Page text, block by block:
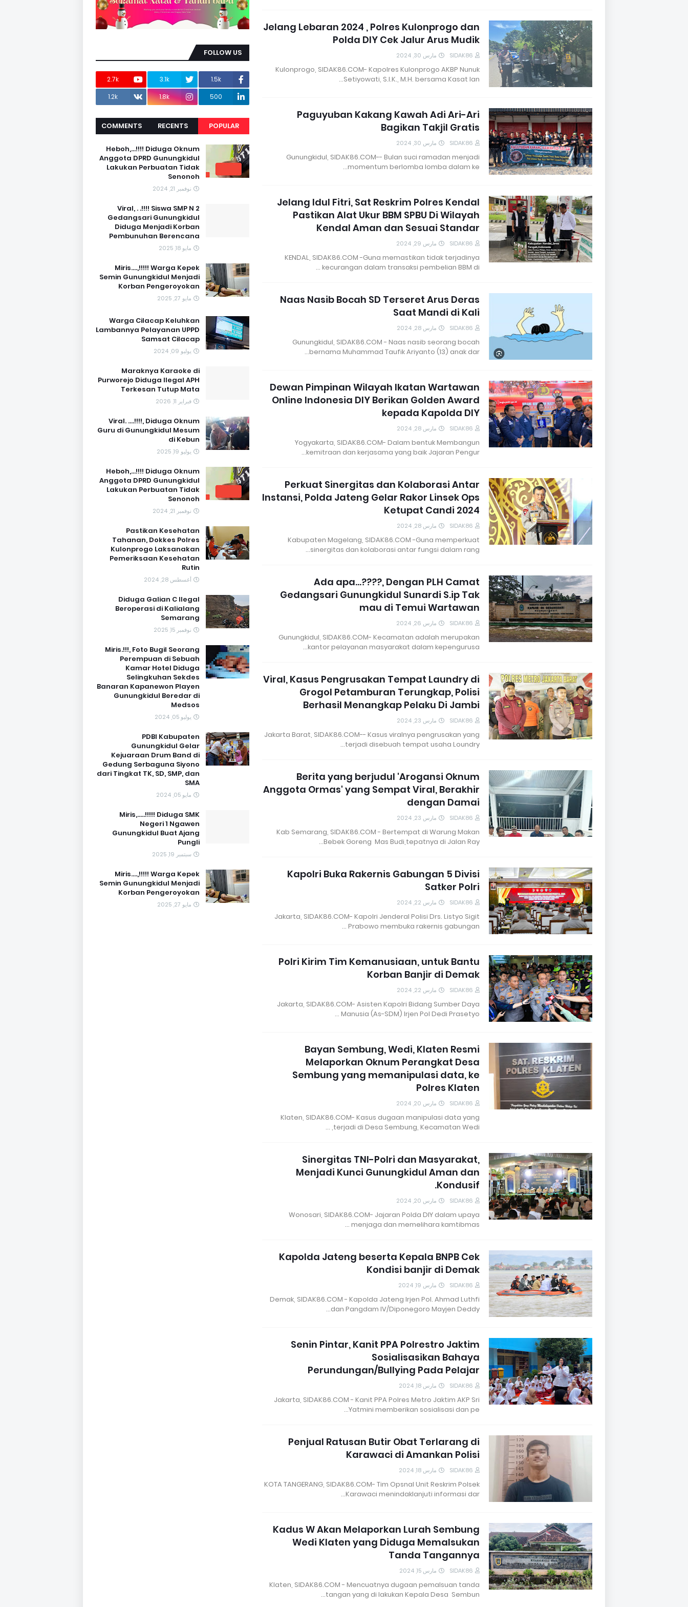
Jelang Lebaran 2024 , Polres Kulonprogo dan
Polda DIY Cek Jalur Arus Mudik
SIDAK86 مارس 30, 2024
Kulonprogo, SIDAK86.COM- Kapolres Kulonprogo AKBP Nunuk
Setiyowati, S.I.K., M.H. bersama Kasat lan…
Paguyuban Kakang Kawah Adi Ari-Ari
Bagikan Takjil Gratis
SIDAK86 مارس 30, 2024
Gunungkidul, SIDAK86.COM-- Bulan suci ramadan menjadi
momentum berlomba lomba dalam ke…
Jelang Idul Fitri, Sat Reskrim Polres Kendal
Pastikan Alat Ukur BBM SPBU Di Wilayah
Kendal Aman dan Sesuai Standar
SIDAK86 مارس 29, 2024
KENDAL, SIDAK86.COM -Guna memastikan tidak terjadinya
kecurangan dalam transaksi pembelian BBM di …
Naas Nasib Bocah SD Terseret Arus Deras
Saat Mandi di Kali
SIDAK86 مارس 28, 2024
Gunungkidul, SIDAK86.COM - Naas nasib seorang bocah
bernama Muhammad Taufik Ariyanto (13) anak dar…
Dewan Pimpinan Wilayah Ikatan Wartawan
Online Indonesia DIY Berikan Golden Award
kepada Kapolda DIY
SIDAK86 مارس 28, 2024
Yogyakarta, SIDAK86.COM- Dalam bentuk Membangun
kemitraan dan kerjasama yang baik Jajaran Pengur…
Perkuat Sinergitas dan Kolaborasi Antar
Instansi, Polda Jateng Gelar Rakor Linsek Ops
Ketupat Candi 2024
SIDAK86 مارس 28, 2024
Kabupaten Magelang, SIDAK86.COM -Guna memperkuat
sinergitas dan kolaborasi antar fungsi dalam rang…
Ada apa...????, Dengan PLH Camat
Gedangsari Gunungkidul Sunardi S.ip Tak
mau di Temui Wartawan
SIDAK86 مارس 26, 2024
Gunungkidul, SIDAK86.COM- Kecamatan adalah merupakan
kantor pelayanan masyarakat dalam kepengurusa…
Viral, Kasus Pengrusakan Tempat Laundry di
Grogol Petamburan Terungkap, Polisi
Berhasil Menangkap Pelaku Di Jambi
SIDAK86 مارس 23, 2024
Jakarta Barat, SIDAK86.COM-- Kasus viralnya pengrusakan yang
terjadi disebuah tempat usaha Loundry…
Berita yang berjudul 'Arogansi Oknum
Anggota Ormas' yang Sempat Viral, Berakhir
dengan Damai
SIDAK86 مارس 23, 2024
Kab Semarang, SIDAK86.COM - Bertempat di Warung Makan
Bebek Goreng Mas Budi,tepatnya di Jalan Ray…
Kapolri Buka Rakernis Gabungan 5 Divisi
Satker Polri
SIDAK86 مارس 22, 2024
Jakarta, SIDAK86.COM- Kapolri Jenderal Polisi Drs. Listyo Sigit
Prabowo membuka rakernis gabungan …
Polri Kirim Tim Kemanusiaan, untuk Bantu
Korban Banjir di Demak
SIDAK86 مارس 22, 2024
Jakarta, SIDAK86.COM- Asisten Kapolri Bidang Sumber Daya
Manusia (As-SDM) Irjen Pol Dedi Prasetyo …
Bayan Sembung, Wedi, Klaten Resmi
Melaporkan Oknum Perangkat Desa
Sembung yang memanipulasi data, ke
Polres Klaten
SIDAK86 مارس 20, 2024
Klaten, SIDAK86.COM- Kasus dugaan manipulasi data yang
terjadi di Desa Sembung, Kecamatan Wedi, …
Sinergitas TNI-Polri dan Masyarakat,
Menjadi Kunci Gunungkidul Aman dan
Kondusif.
SIDAK86 مارس 20, 2024
Wonosari, SIDAK86.COM- Jajaran Polda DIY dalam upaya
menjaga dan memelihara kamtibmas …
Kapolda Jateng beserta Kepala BNPB Cek
Kondisi banjir di Demak
SIDAK86 مارس 19, 2024
Demak, SIDAK86.COM - Kapolda Jateng Irjen Pol. Ahmad Luthfi
dan Pangdam IV/Diponegoro Mayjen Deddy…
Senin Pintar, Kanit PPA Polrestro Jaktim
Sosialisasikan Bahaya
Perundungan/Bullying Pada Pelajar
SIDAK86 مارس 18, 2024
Jakarta, SIDAK86.COM - Kanit PPA Polres Metro Jaktim AKP Sri
Yatmini memberikan sosialisasi dan pe…
Penjual Ratusan Butir Obat Terlarang di
Karawaci di Amankan Polisi
SIDAK86 مارس 18, 2024
KOTA TANGERANG, SIDAK86.COM- Tim Opsnal Unit Reskrim Polsek
Karawaci menindaklanjuti informasi dar…
Kadus W Akan Melaporkan Lurah Sembung
Wedi Klaten yang Diduga Memalsukan
Tanda Tangannya
SIDAK86 مارس 15, 2024
Klaten, SIDAK86.COM - Mencuatnya dugaan pemalsuan tanda
tangan yang di lakukan Kepala Desa Sembun…
FOLLOW US
1.5k
3.1k
2.7k
500
1.8k
1.2k
POPULAR
RECENTS
COMMENTS
Heboh,...!!!! Diduga Oknum
Anggota DPRD Gunungkidul
Lakukan Perbuatan Tidak
Senonoh
نوفمبر 21, 2024
Viral, . .!!!! Siswa SMP N 2
Gedangsari Gunungkidul
Diduga Menjadi Korban
Pembunuhan Berencana
مايو 18, 2025
Miris....,!!!!! Warga Kepek
Semin Gunungkidul Menjadi
Korban Pengeroyokan
مايو 27, 2025
Warga Cilacap Keluhkan
Lambannya Pelayanan UPPD
Samsat Cilacap
يوليو 09, 2024
Maraknya Karaoke di
Purworejo Diduga Ilegal APH
Terkesan Tutup Mata
فبراير 11, 2026
Viral. ....!!!!, Diduga Oknum
Guru di Gunungkidul Mesum
di Kebun
يوليو 19, 2025
Heboh,...!!!! Diduga Oknum
Anggota DPRD Gunungkidul
Lakukan Perbuatan Tidak
Senonoh
نوفمبر 21, 2024
Pastikan Kesehatan
Tahanan, Dokkes Polres
Kulonprogo Laksanakan
Pemeriksaan Kesehatan
Rutin
أغسطس 28, 2024
Diduga Galian C Ilegal
Beroperasi di Kalialang
Semarang
نوفمبر 15, 2025
Miris.!!!, Foto Bugil Seorang
Perempuan di Sebuah
Kamar Hotel Diduga
Selingkuhan Sekdes
Banaran Kapanewon Playen
Gunungkidul Beredar di
Medsos
يوليو 05, 2024
PDBI Kabupaten
Gunungkidul Gelar
Kejuaraan Drum Band di
Gedung Serbaguna Siyono
dari Tingkat TK, SD, SMP, dan
SMA
مايو 05, 2024
Miris,.....!!!!! Diduga SMK
Negeri 1 Ngawen
Gunungkidul Buat Ajang
Pungli
سبتمبر 19, 2025
Miris....,!!!!! Warga Kepek
Semin Gunungkidul Menjadi
Korban Pengeroyokan
مايو 27, 2025